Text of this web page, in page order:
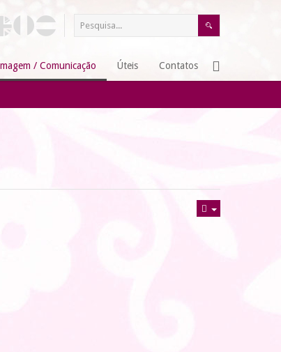
/ Comunicação Úteis Contatos